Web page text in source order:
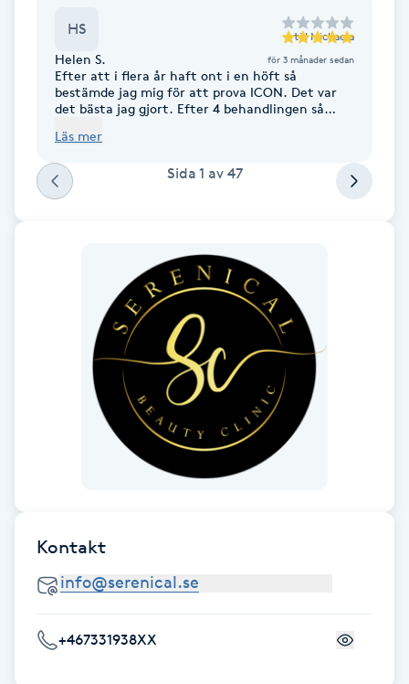
Massage
Medial vägledning
Medicinsk massage
Meditation
Megavolymfransar
Mixfransar
mig trygg genom hela processen. Dock det bästa
av allt var nog resultatet. Nu kan jag äntligen
stramas är bara en bonus!
HS till Michaela
Helen S. för 3 månader sedan
Efter att i flera år haft ont i en höft så
bestämde jag mig för att prova ICON. Det var
det bästa jag gjort. Efter 4 behandlingen så
natten av att det gjorde ont i höften. Kan
fantastiskt. Kan verkligen rekommendera att
prova!
Läs mer
Sida 1 av 47
Kontakt
+467331938XX